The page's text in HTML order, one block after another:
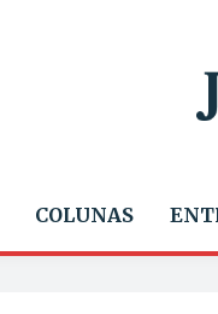
COLUNAS